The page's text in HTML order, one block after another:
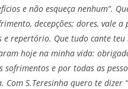
e não esqueça nenhum”.
decepções; dores, vale
e repertório. Que tudo cante
hoje na minha vida:
sofrimentos e por todas as
Com S.Teresinha quero te dizer